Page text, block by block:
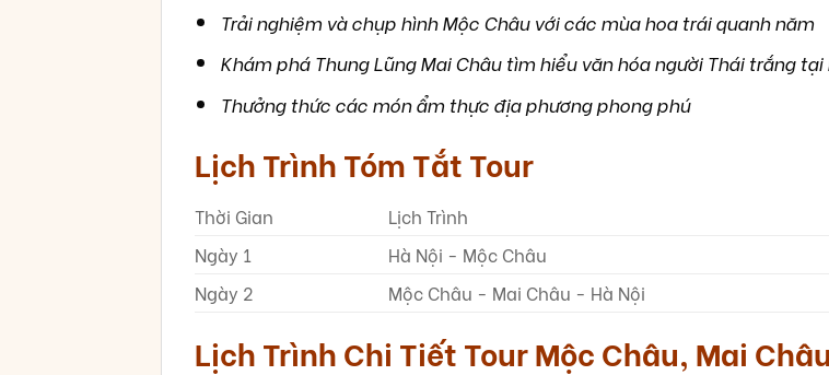
Trải nghiệm và chụp hình Mộc Châu với các mùa hoa trái quanh năm
Khám phá Thung Lũng Mai Châu tìm hiểu văn hóa người Thái trắng tại
Thưởng thức các món ẩm thực địa phương phong phú
Lịch Trình Tóm Tắt Tour
Thời Gian Lịch Trình
Ngày 1
Hà Nội - Mộc Châu
Ngày 2
Mộc Châu - Mai Châu - Hà Nội
Lịch Trình Chi Tiết Tour Mộc Châu, Mai